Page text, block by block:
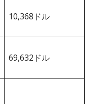
10,368ドル
69,632ドル